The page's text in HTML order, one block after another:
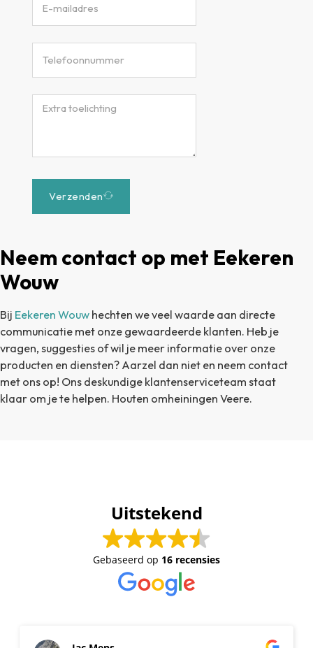
Verzenden
Neem contact op met Eekeren
Wouw
Bij Eekeren Wouw hechten we veel waarde aan directe
communicatie met onze gewaardeerde klanten. Heb je
vragen, suggesties of wil je meer informatie over onze
producten en diensten? Aarzel dan niet en neem contact
met ons op! Ons deskundige klantenserviceteam staat
klaar om je te helpen. Houten omheiningen Veere.
Uitstekend
Gebaseerd op 16 recensies